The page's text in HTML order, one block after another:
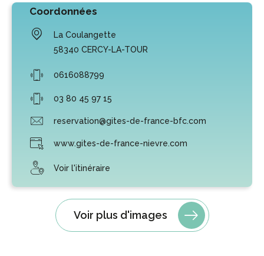
Coordonnées
La Coulangette
58340 CERCY-LA-TOUR
0616088799
03 80 45 97 15
reservation@gites-de-france-bfc.com
www.gites-de-france-nievre.com
Voir l'itinéraire
Voir plus d'images